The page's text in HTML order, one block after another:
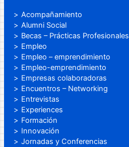
Acompañamiento
Alumni Social
Becas – Prácticas Profesionales
Empleo
Empleo – emprendimiento
Empleo-emprendimiento
Empresas colaboradoras
Encuentros – Networking
Entrevistas
Experiences
Formación
Innovación
Jornadas y Conferencias